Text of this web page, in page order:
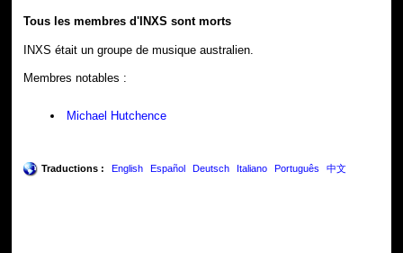
Tous les membres d'INXS sont morts
INXS était un groupe de musique australien.
Membres notables :
Michael Hutchence
Traductions : English Español Deutsch Italiano Português 中文